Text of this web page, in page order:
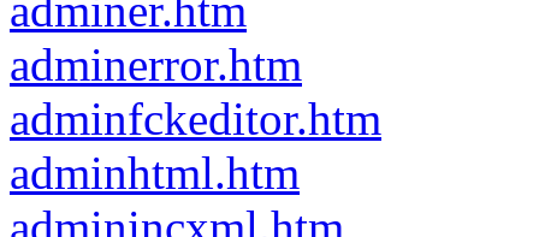
adminerror.htm
adminfckeditor.htm
adminhtml.htm
adminincxml.htm